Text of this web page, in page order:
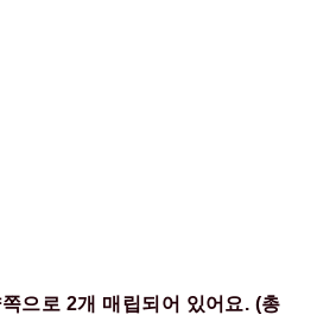
으로 2개 매립되어 있어요. (총